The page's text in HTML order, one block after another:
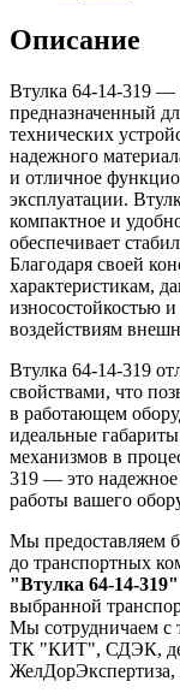
Описание
Втулка 64-14-319 —
предназначенный
технических
надежного
и отличное
эксплуатации.
компактное и
обеспечивает
Благодаря своей
характеристикам,
износостойкостью
воздействиям
Втулка 64-14-319
свойствами, что
в работающем
идеальные
механизмов в
319 — это надежное
работы вашего
Мы предоставляем
до транспортных
"Втулка 64-14-319"
выбранной
Мы сотрудничаем с
ТК "КИТ", СДЭК,
ЖелДорЭкспертиза,